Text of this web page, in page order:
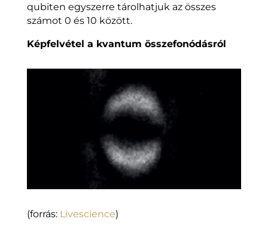
qubiten egyszerre tárolhatjuk az összes
számot 0 és 10 között.
Képfelvétel a kvantum összefonódásról
(forrás: Livescience)